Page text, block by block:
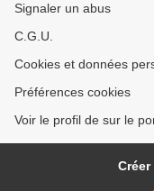
Signaler un abus
C.G.U.
Cookies et données
Préférences cookies
Voir le profil de sur le